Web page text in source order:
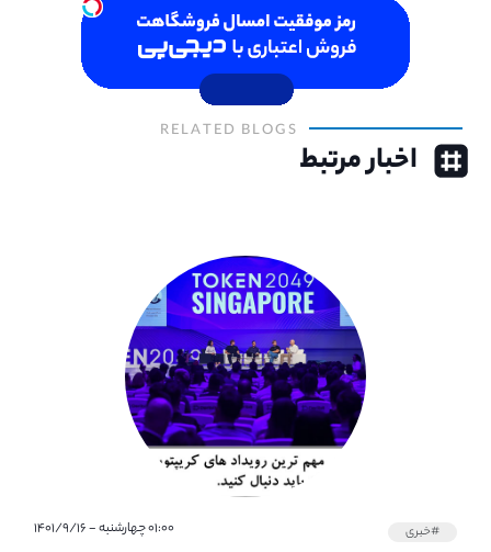
RELATED BLOGS
اخبار مرتبط
#خبری ۰۱:۰۰ چهارشنبه - ۱۴۰۱/۹/۱۶